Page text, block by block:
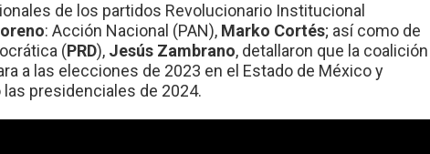
de los partidos Revolucionario Institucional
: Acción Nacional (PAN), Marko Cortés; así como de
(PRD), Jesús Zambrano, detallaron que la coalición
a las elecciones de 2023 en el Estado de México y
las presidenciales de 2024.